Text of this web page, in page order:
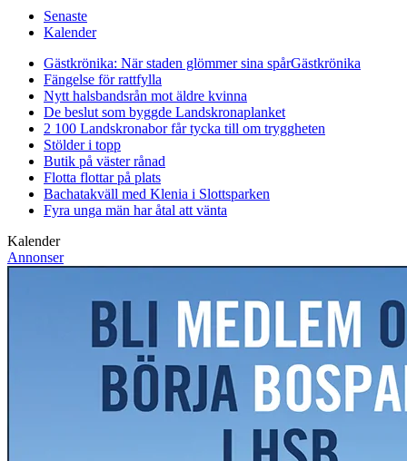
Senaste
Kalender
Gästkrönika: När staden glömmer sina spårGästkrönika
Fängelse för rattfylla
Nytt halsbandsrån mot äldre kvinna
De beslut som byggde Landskronaplanket
2 100 Landskronabor får tycka till om tryggheten
Stölder i topp
Butik på väster rånad
Flotta flottar på plats
Bachatakväll med Klenia i Slottsparken
Fyra unga män har åtal att vänta
Kalender
Annonser